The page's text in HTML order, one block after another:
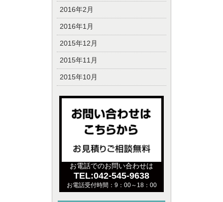
2016年2月
2016年1月
2015年12月
2015年11月
2015年10月
お電話でのお問い合わせは
TEL:042-545-9638
お電話受付時間：9：00～18：00